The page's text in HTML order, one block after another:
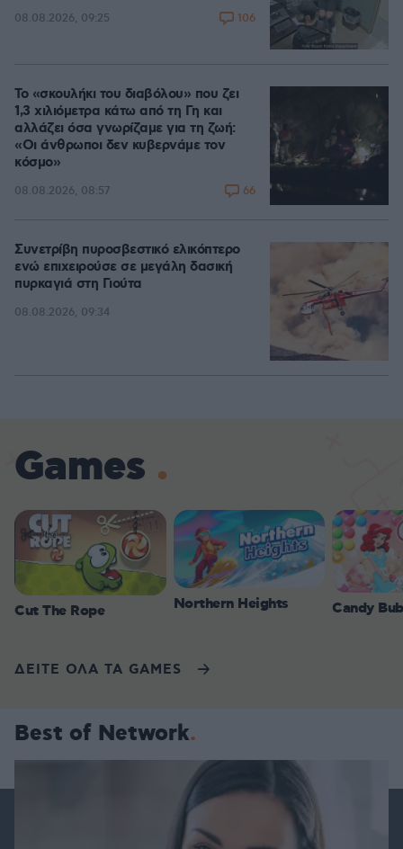
08.08.2026, 09:25 106
Το «σκουλήκι του διαβόλου» που ζει
1,3 χιλιόμετρα κάτω από τη Γη και
αλλάζει όσα γνωρίζαμε για τη ζωή:
«Οι άνθρωποι δεν κυβερνάμε τον
κόσμο»
08.08.2026, 08:57 66
Συνετρίβη πυροσβεστικό ελικόπτερο
ενώ επιχειρούσε σε μεγάλη δασική
πυρκαγιά στη Γιούτα
08.08.2026, 09:34
Games
Cut The Rope Northern Heights Candy
ΔΕΙΤΕ ΟΛΑ ΤΑ GAMES
Best of Network